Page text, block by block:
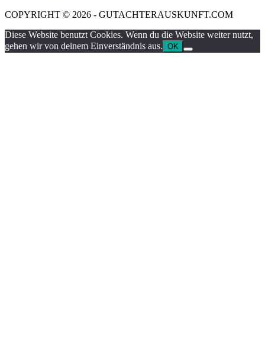
COPYRIGHT © 2026 - GUTACHTERAUSKUNFT.COM
Diese Website benutzt Cookies. Wenn du die Website weiter nutzt,
gehen wir von deinem Einverständnis aus. OK